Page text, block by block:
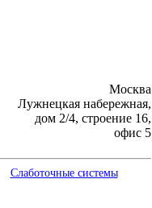
Москва
Лужнецкая набережная,
дом 2/4, строение 16,
офис 5
Слаботочные системы